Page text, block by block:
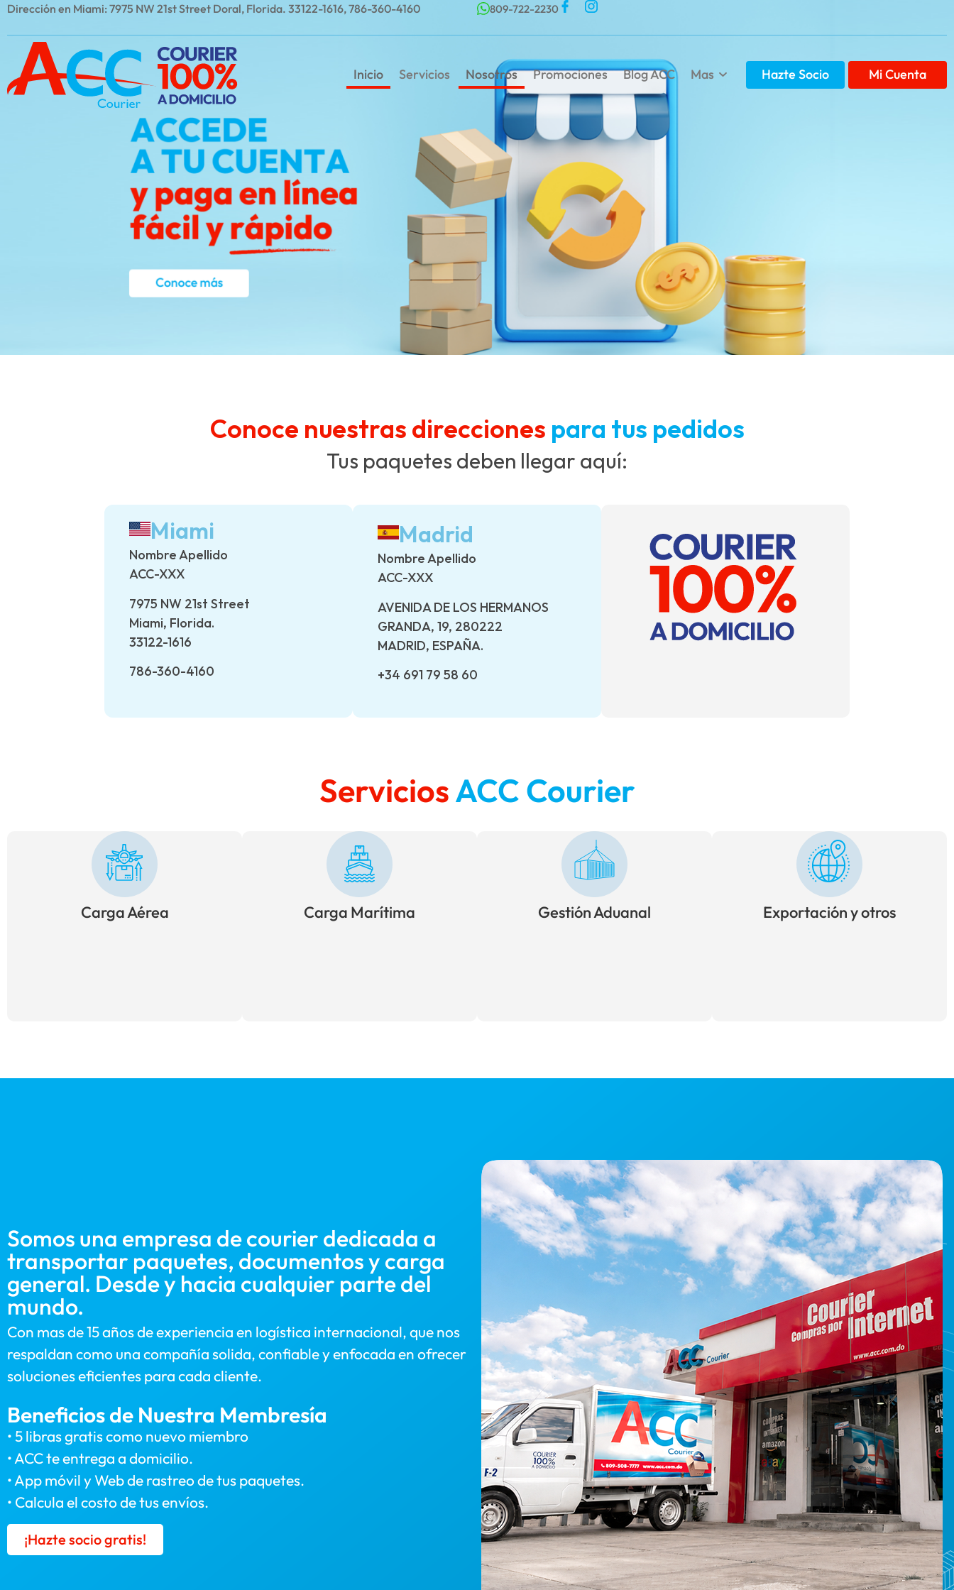
Dirección en Miami: 7975 NW 21st Street Doral, Florida. 33122-1616,786-360-4160 809-722-2230
Inicio Servicios Nosotros Promociones Blog ACC Mas Hazte Socio Mi Cuenta
Conoce nuestras direcciones para tus pedidos
Tus paquetes deben llegar aquí:
Miami
Nombre Apellido
ACC-XXX
7975 NW 21st Street
Miami, Florida.
33122-1616
786-360-4160
Madrid
Nombre Apellido
ACC-XXX
AVENIDA DE LOS HERMANOS
GRANDA, 19, 280222
MADRID, ESPAÑA.
+34 691 79 58 60
ServiciosACC Courier
Carga Aérea Carga Marítima Gestión Aduanal Exportación y otros
Somos una empresa de courier dedicada a
transportar paquetes, documentos y carga
general. Desde y hacia cualquier parte del
mundo.
Con mas de 15 años de experiencia en logística internacional, que nos
respaldan como una compañía solida, confiable y enfocada en ofrecer
soluciones eficientes para cada cliente.
Beneficios de Nuestra Membresía
• 5 libras gratis como nuevo miembro
• ACC te entrega a domicilio.
• App móvil y Web de rastreo de tus paquetes.
• Calcula el costo de tus envíos.
¡Hazte socio gratis!